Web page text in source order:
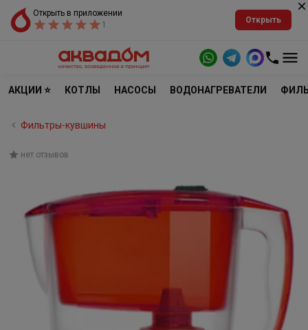
Открыть в приложении
1
Открыть
АКЦИИ ⭐ КОТЛЫ НАСОСЫ ВОДОНАГРЕВАТЕЛИ
Фильтры-кувшины
нет отзывов